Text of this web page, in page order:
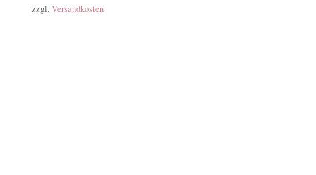
zzgl. Versandkosten